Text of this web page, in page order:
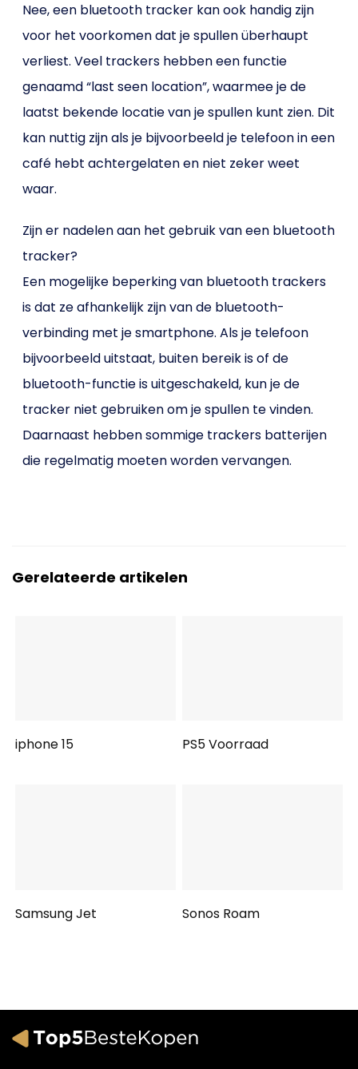
Nee, een bluetooth tracker kan ook handig zijn
voor het voorkomen dat je spullen überhaupt
verliest. Veel trackers hebben een functie
genaamd “last seen location”, waarmee je de
laatst bekende locatie van je spullen kunt zien. Dit
kan nuttig zijn als je bijvoorbeeld je telefoon in een
café hebt achtergelaten en niet zeker weet
waar.
Zijn er nadelen aan het gebruik van een bluetooth
tracker?
Een mogelijke beperking van bluetooth trackers
is dat ze afhankelijk zijn van de bluetooth-
verbinding met je smartphone. Als je telefoon
bijvoorbeeld uitstaat, buiten bereik is of de
bluetooth-functie is uitgeschakeld, kun je de
tracker niet gebruiken om je spullen te vinden.
Daarnaast hebben sommige trackers batterijen
die regelmatig moeten worden vervangen.
Gerelateerde artikelen
iphone 15 PS5 Voorraad
Samsung Jet Sonos Roam